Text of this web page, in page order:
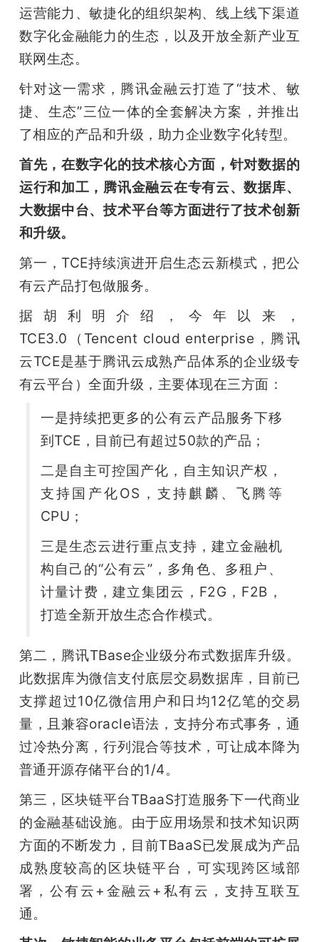
题
爱
搞
机
运营能力、敏捷化的组织架构、线上线下渠道
数字化金融能力的生态，以及开放全新产业互
联网生态。
针对这一需求，腾讯金融云打造了“技术、敏
捷、生态”三位一体的全套解决方案，并推出
了相应的产品和升级，助力企业数字化转型。
首先，在数字化的技术核心方面，针对数据的
运行和加工，腾讯金融云在专有云、数据库、
大数据中台、技术平台等方面进行了技术创新
和升级。
第一，TCE持续演进开启生态云新模式，把公
有云产品打包做服务。
据胡利明介绍，今年以来，
TCE3.0（Tencent cloud enterprise，腾讯
云TCE是基于腾讯云成熟产品体系的企业级专
有云平台）全面升级，主要体现在三方面：
一是持续把更多的公有云产品服务下移
到TCE，目前已有超过50款的产品；
二是自主可控国产化，自主知识产权，
支持国产化OS，支持麒麟、飞腾等
CPU；
三是生态云进行重点支持，建立金融机
构自己的“公有云”，多角色、多租户、
计量计费，建立集团云，F2G，F2B，
打造全新开放生态合作模式。
第二，腾讯TBase企业级分布式数据库升级。
此数据库为微信支付底层交易数据库，目前已
支撑超过10亿微信用户和日均12亿笔的交易
量，且兼容oracle语法，支持分布式事务，通
过冷热分离，行列混合等技术，可让成本降为
普通开源存储平台的1/4。
第三，区块链平台TBaaS打造服务下一代商业
的金融基础设施。由于应用场景和技术知识两
方面的不断发力，目前TBaaS已发展成为产品
成熟度较高的区块链平台，可实现跨区域部
署，公有云+金融云+私有云，支持互联互
通。